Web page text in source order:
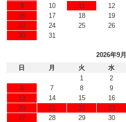
9
10 11 12
16
17 18 19
23
24 25 26
30
31
2026年9月
日
月 火 水
1
2
6
7 8 9
13
14 15 16
20
21 22 23
27
28 29 30